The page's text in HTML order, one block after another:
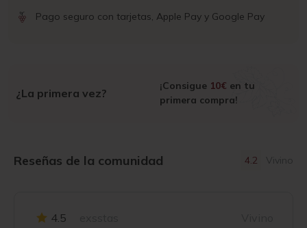
Pago seguro con tarjetas, Apple Pay y Google Pay
¿La primera vez?
¡Consigue 10€ en tu
primera compra!
Reseñas de la comunidad 4.2 Vivino
4.5